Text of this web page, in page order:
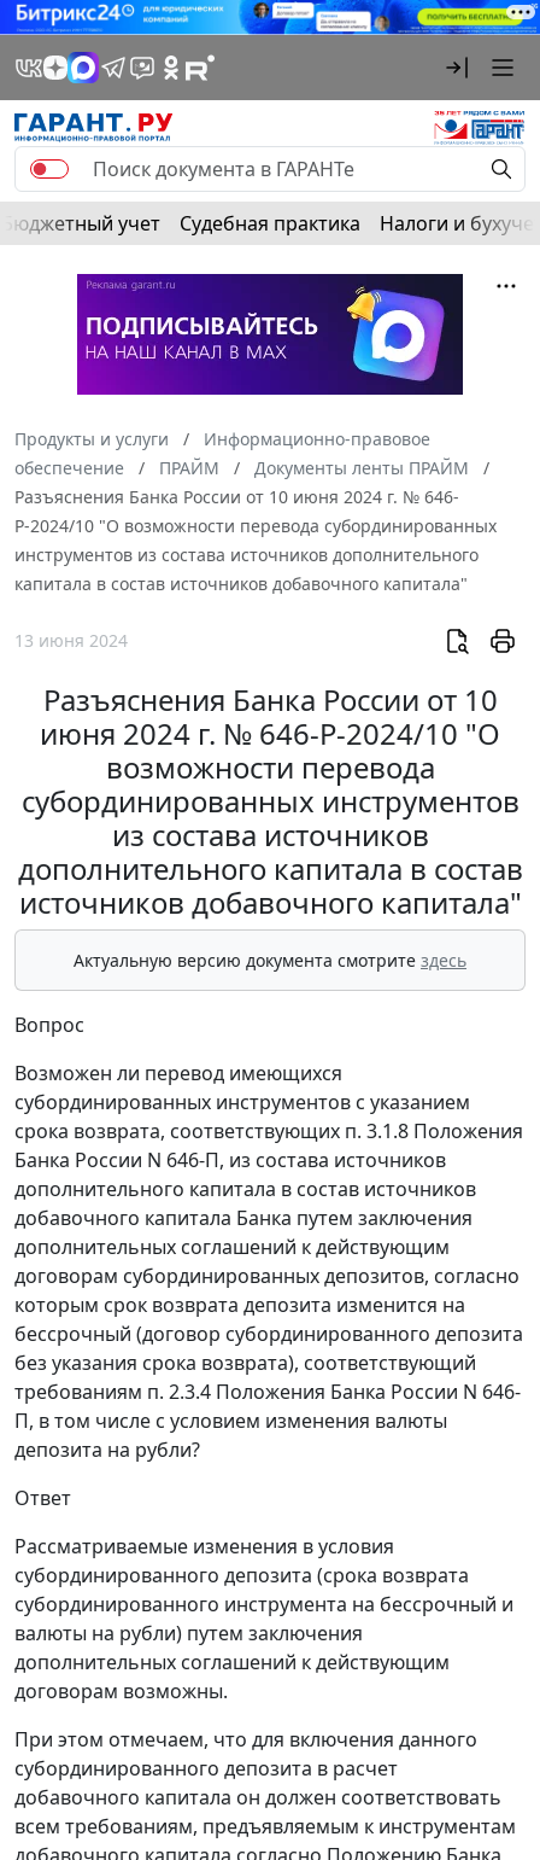
Бюджетный учет Судебная практика Налоги и
Продукты и услуги
Информационно-правовое
обеспечение
ПРАЙМ
Документы ленты ПРАЙМ
Разъяснения Банка России от 10 июня 2024 г. № 646-
Р-2024/10 "О возможности перевода субординированных
инструментов из состава источников дополнительного
капитала в состав источников добавочного капитала"
13 июня 2024
Разъяснения Банка России от 10
июня 2024 г. № 646-Р-2024/10 "О
возможности перевода
субординированных инструментов
из состава источников
дополнительного капитала в состав
источников добавочного капитала"
Актуальную версию документа смотрите здесь
Вопрос
Возможен ли перевод имеющихся
субординированных инструментов с указанием
срока возврата, соответствующих п. 3.1.8 Положения
Банка России N 646-П, из состава источников
дополнительного капитала в состав источников
добавочного капитала Банка путем заключения
дополнительных соглашений к действующим
договорам субординированных депозитов, согласно
которым срок возврата депозита изменится на
бессрочный (договор субординированного депозита
без указания срока возврата), соответствующий
требованиям п. 2.3.4 Положения Банка России N 646-
П, в том числе с условием изменения валюты
депозита на рубли?
Ответ
Рассматриваемые изменения в условия
субординированного депозита (срока возврата
субординированного инструмента на бессрочный и
валюты на рубли) путем заключения
дополнительных соглашений к действующим
договорам возможны.
При этом отмечаем, что для включения данного
субординированного депозита в расчет
добавочного капитала он должен соответствовать
всем требованиям, предъявляемым к инструментам